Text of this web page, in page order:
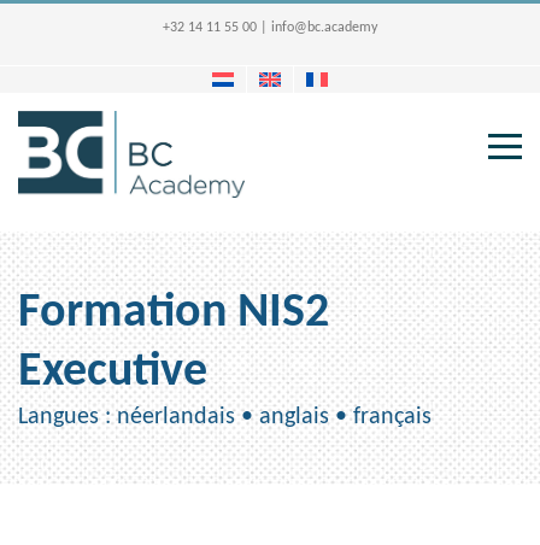
+32 14 11 55 00 info@bc.academy
Formation NIS2
Executive
Langues : néerlandais • anglais • français